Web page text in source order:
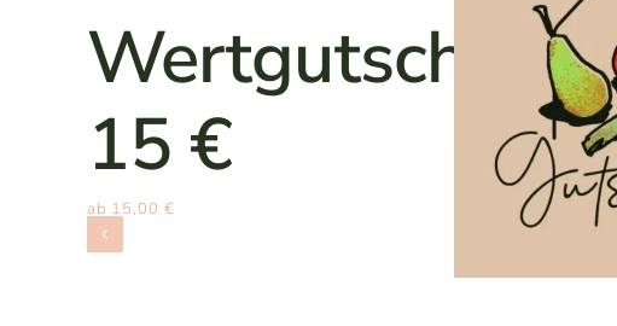
Wertgutschein
15 €
ab 15,00 €